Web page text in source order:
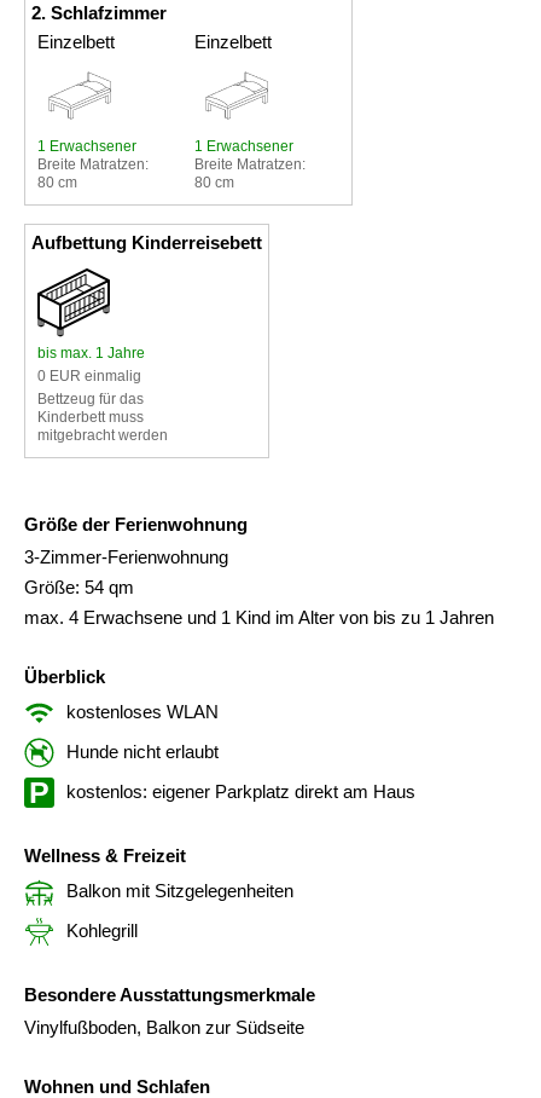
2. Schlafzimmer
Einzelbett
1 Erwachsener
Breite Matratzen:
80 cm
Einzelbett
1 Erwachsener
Breite Matratzen:
80 cm
Aufbettung Kinderreisebett
bis max. 1 Jahre
0 EUR einmalig
Bettzeug für das
Kinderbett muss
mitgebracht werden
Größe der Ferienwohnung
3-Zimmer-Ferienwohnung
Größe: 54 qm
max. 4 Erwachsene und 1 Kind im Alter von bis zu 1 Jahren
Überblick
kostenloses WLAN
Hunde nicht erlaubt
kostenlos: eigener Parkplatz direkt am Haus
Wellness & Freizeit
Balkon mit Sitzgelegenheiten
Kohlegrill
Besondere Ausstattungsmerkmale
Vinylfußboden, Balkon zur Südseite
Wohnen und Schlafen